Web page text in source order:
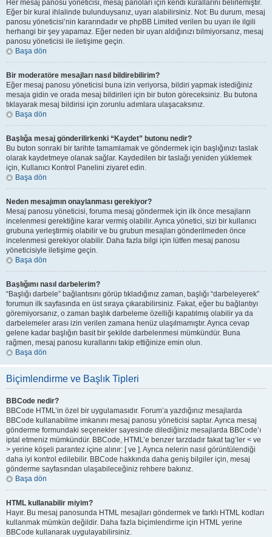
Her mesaj panosu yöneticisi, mesaj panoları için kendi kurallarını belirlemiştir.
Eğer bir kural ihlalinde bulunduysanız, uyarı alabilirsiniz. Not: Bu durum, mesaj
panosu yöneticisi’nin kararındadır ve phpBB Limited verilen bu uyarı ile ilgili
herhangi bir şey yapamaz. Eğer neden bir uyarı aldığınızı bilmiyorsanız, mesaj
panosu yöneticisi ile iletişime geçin.
Başa dön
Bir moderatöre mesajları nasıl bildirebilirim?
Eğer mesaj panosu yöneticisi buna izin veriyorsa, bildiri yapmak istediğiniz
mesaja gidin ve orada mesaj bildirileri için bir buton göreceksiniz. Bu butona
tıklayarak mesaj bildirisi için zorunlu adımlara ulaşacaksınız.
Başa dön
Başlığa mesaj gönderilirkenki “Kaydet” butonu nedir?
Bu buton sonraki bir tarihte tamamlamak ve göndermek için başlığınızı taslak
olarak kaydetmeye olanak sağlar. Kaydedilen bir taslağı yeniden yüklemek
için, Kullanıcı Kontrol Panelini ziyaret edin.
Başa dön
Neden mesajımın onaylanması gerekiyor?
Mesaj panosu yöneticisi, foruma mesaj göndermek için ilk önce mesajların
incelenmesi gerektiğine karar vermiş olabilir. Ayrıca yönetici, sizi bir kullanıcı
grubuna yerleştirmiş olabilir ve bu grubun mesajları gönderilmeden önce
incelenmesi gerekiyor olabilir. Daha fazla bilgi için lütfen mesaj panosu
yöneticisiyle iletişime geçin.
Başa dön
Başlığımı nasıl darbelerim?
“Başlığı darbele” bağlantısını görüp tıkladığınız zaman, başlığı “darbeleyerek”
forumun ilk sayfasında en üst sıraya çıkarabilirsiniz. Fakat, eğer bu bağlantıyı
göremiyorsanız, o zaman başlık darbeleme özelliği kapatılmış olabilir ya da
darbelemeler arası izin verilen zamana henüz ulaşılmamıştır. Ayrıca cevap
gelene kadar başlığın basit bir şekilde darbelenmesi mümkündür. Buna
rağmen, mesaj panosu kurallarını takip ettiğinize emin olun.
Başa dön
Biçimlendirme ve Başlık Tipleri
BBCode nedir?
BBCode HTML’in özel bir uygulamasıdır. Forum’a yazdığınız mesajlarda
BBCode kullanabilme imkanını mesaj panosu yöneticisi saptar. Ayrıca mesaj
gönderme formundaki seçenekler sayesinde dilediğiniz mesajlarda BBCode’ı
iptal etmeniz mümkündür. BBCode, HTML’e benzer tarzdadır fakat tag’ler < ve
> yerine köşeli parantez içine alınır: [ ve ]. Ayrıca nelerin nasıl görüntülendiği
daha iyi kontrol edilebilir. BBCode hakkında daha geniş bilgiler için, mesaj
gönderme sayfasından ulaşabileceğiniz rehbere bakınız.
Başa dön
HTML kullanabilir miyim?
Hayır. Bu mesaj panosunda HTML mesajları göndermek ve farklı HTML kodları
kullanmak mümkün değildir. Daha fazla biçimlendirme için HTML yerine
BBCode kullanarak uygulayabilirsiniz.